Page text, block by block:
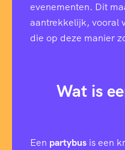
evenementen. Dit
aantrekkelijk, vooral
die op deze manier
Wat is
Een partybus is een